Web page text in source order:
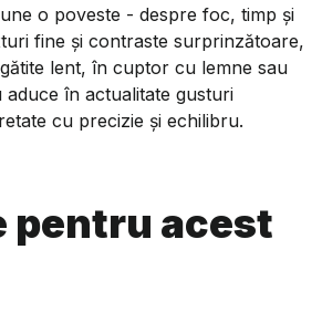
o poveste - despre foc, timp și
fine și contraste surprinzătoare,
lent, în cuptor cu lemne sau
aduce în actualitate gusturi
cu precizie și echilibru.
pentru acest